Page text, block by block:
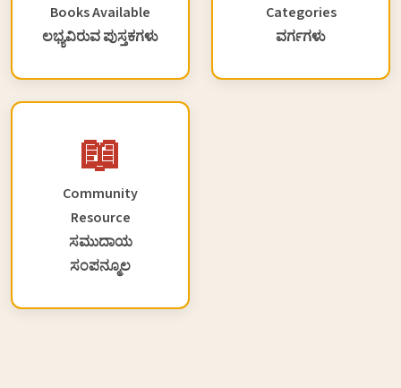
Books Available
ಲಭ್ಯವಿರುವ ಪುಸ್ತಕಗಳು
Categories
ವರ್ಗಗಳು
📖
Community
Resource
ಸಮುದಾಯ
ಸಂಪನ್ಮೂಲ